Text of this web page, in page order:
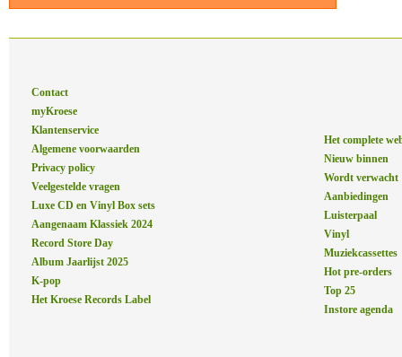
Contact
myKroese
Klantenservice
Algemene voorwaarden
Privacy policy
Veelgestelde vragen
Luxe CD en Vinyl Box sets
Aangenaam Klassiek 2024
Record Store Day
Album Jaarlijst 2025
K-pop
Het Kroese Records Label
Het complete
Nieuw binnen
Wordt verwacht
Aanbiedingen
Luisterpaal
Vinyl
Muziekcassettes
Hot pre-orders
Top 25
Instore agenda